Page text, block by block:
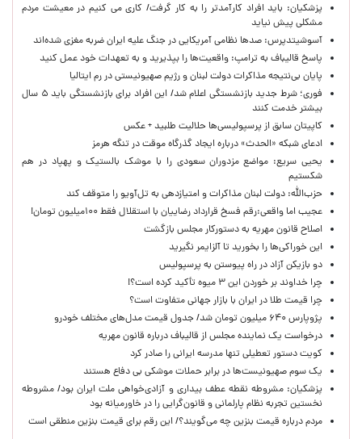
پزشکیان: باید افراد کارآمدتر را به کار گرفت/ کاری می کنیم در معیشت مردم
مشکلی پیش نیاید
آسوشیتدپرس: صدها نظامی آمریکایی در جنگ علیه ایران ضربه مغزی شده‌اند
پاسخ قالیباف به ترامپ: واقعیت‌ها را بپذیرید و به تعهدات خود عمل کنید
پایان بی‌نتیجه مذاکرات دولت لبنان و رژیم صهیونیستی در رم ایتالیا
فوری؛ شرط جدید بازنشستگی اعلام شد/ این افراد برای بازنشستگی باید ۵ سال
بیشتر خدمت کنند
کاپیتان سابق از پرسپولیسی‌ها حلالیت طلبید + عکس
ادعای شبکه «الحدث» درباره ایجاد گذرگاه موقت در تنگه هرمز
یحیی سریع: مواضع مزدوران سعودی را با موشک بالستیک و پهپاد در هم
شکستیم
حزب‌الله: دولت لبنان مذاکرات و امتیازدهی به تل‌آویو را متوقف کند
عجیب اما واقعی:رقم فسخ قرارداد رضاییان با استقلال فقط ۱۰۰میلیون تومان!
اصلاح قانون مهریه به دستورکار مجلس بازگشت
این خوراکی‌ها را بخورید تا آلزایمر نگیرید
دو بازیکن آزاد در راه پیوستن به پرسپولیس
چرا خداوند بر خوردن این ۳ میوه تأکید کرده است؟!
چرا قیمت طلا در ایران با بازار جهانی متفاوت است؟
پژوپارس ۶۴۰ میلیون تومان شد/ جدول قیمت مدل‌های مختلف خودرو
درخواست یک نماینده مجلس از قالیباف درباره قانون مهریه
کویت دستور تعطیلی تنها مدرسه ایرانی را صادر کرد
یک‌ سوم صهیونیست‌ها در برابر حملات موشکی بی دفاع هستند
پزشکیان: مشروطه نقطه عطف بیداری و آزادی‌خواهی ملت ایران بود/ مشروطه
نخستین تجربه نظام پارلمانی و قانون‌گرایی را در خاورمیانه بود
مردم درباره قیمت بنزین چه می‌گویند؟/ این رقم برای قیمت بنزین منطقی است